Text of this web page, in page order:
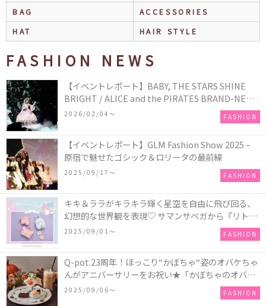
BAG
ACCESSORIES
HAT
HAIR STYLE
FASHION NEWS
【イベントレポート】BABY, THE STARS SHINE
BRIGHT / ALICE and the PIRATES BRAND-NEW
COLLECTION in TOKYO
2026/02/04〜 FASHION
【イベントレポート】GLM Fashion Show 2025 –
原宿で魅せたゴシック＆ロリータの最前線
2025/09/17〜 FASHION
キキ＆ララがキラキラ輝く星空を自由に飛び回る、
幻想的な世界観を表現♡ サマンサベガから『リトル
ツインスターズ』50周年アニバーサリーイヤー』を
2025/09/01〜 FASHION
Q-pot.23周年！ほっこり“かぼちゃ“姿のオバケちゃ
んがアニバーサリーをお祝い★「かぼちゃのオバケ
ーキアクセサリー」が新発売！Q-pot CAFE.では
「かぼちゃのオバケーキプレート」も登場
2025/09/06〜 FASHION